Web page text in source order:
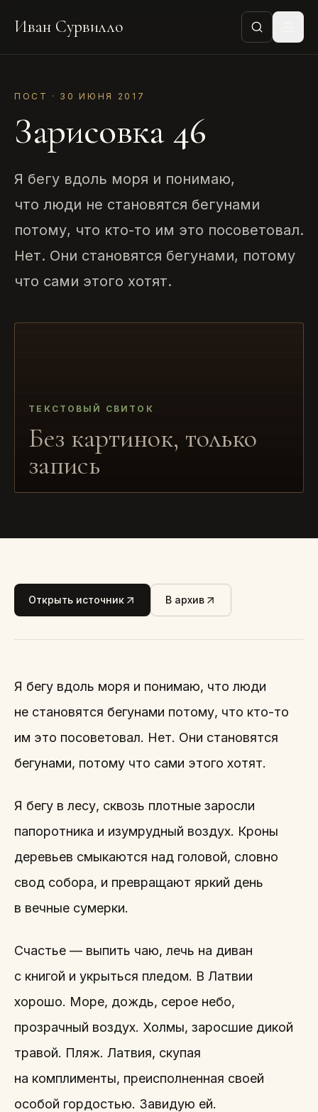
Иван Сурвилло
ПОСТ · 30 ИЮНЯ 2017
Зарисовка 46
Я бегу вдоль моря и понимаю,
что люди не становятся бегунами
потому, что кто-то им это посоветовал.
Нет. Они становятся бегунами, потому
что сами этого хотят.
ТЕКСТОВЫЙ СВИТОК
Без картинок, только
запись
Открыть источник В архив
Я бегу вдоль моря и понимаю, что люди
не становятся бегунами потому, что кто-то
им это посоветовал. Нет. Они становятся
бегунами, потому что сами этого хотят.
Я бегу в лесу, сквозь плотные заросли
папоротника и изумрудный воздух. Кроны
деревьев смыкаются над головой, словно
свод собора, и превращают яркий день
в вечные сумерки.
Счастье — выпить чаю, лечь на диван
с книгой и укрыться пледом. В Латвии
хорошо. Море, дождь, серое небо,
прозрачный воздух. Холмы, заросшие дикой
травой. Пляж. Латвия, скупая
на комплименты, преисполненная своей
особой гордостью. Завидую ей.